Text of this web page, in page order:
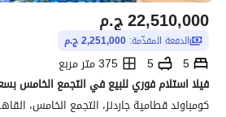
ج.م22,510,000
الدفعة المقدّمة: 2,251,000 ج.م
5
5
375 متر مربع
فيلا استلام فوري للبيع في التجمع الخامس
كومباوند قطامية جاردنز، التجمع الخامس،